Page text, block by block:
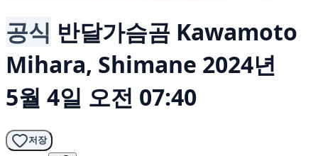
공식 반달가슴곰 Kawamoto
Mihara, Shimane 2024년
5월 4일 오전 07:40
저장